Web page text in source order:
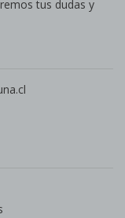
tus dudas y